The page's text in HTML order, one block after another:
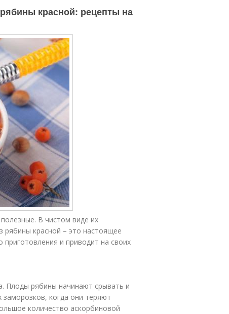
красной: рецепты на
В чистом виде их
рябины красной – это настоящее
приготовления и приводит на своих
Плоды рябины начинают срывать и
когда они теряют
количество аскорбиновой